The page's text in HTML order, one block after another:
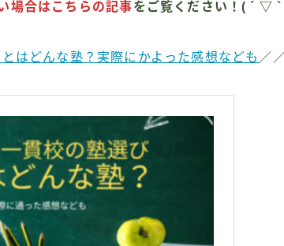
場合はこちらの記事をご覧ください！( ´ ▽
はどんな塾？実際にかよった感想なども ／／